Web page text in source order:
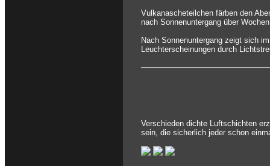
Vulkanascheteilchen färben den
nach Sonnenuntergang über
Nach Sonnenuntergang zeigt sich
Leuchterscheinungen durch
Verschieden dichte Luftschichten
sein, die sicherlich jeder schon